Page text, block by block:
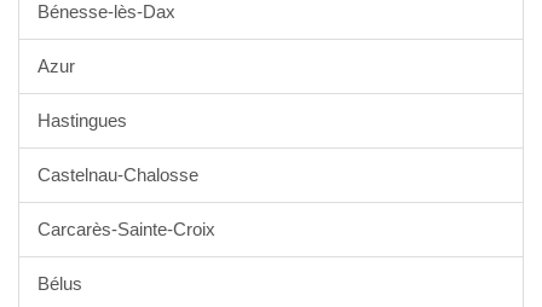
Bénesse-lès-Dax
Azur
Hastingues
Castelnau-Chalosse
Carcarès-Sainte-Croix
Bélus